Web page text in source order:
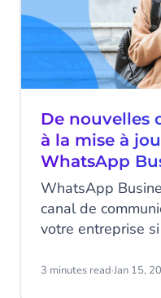
De nouvelles
à la mise à
WhatsApp
WhatsApp
canal de
votre entreprise
primordial de
3 minutes read·Jan 15,